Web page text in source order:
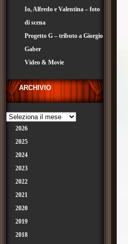
Io, Alfredo e Valentina – foto
di scena
Progetto G – tributo a Giorgio
Gaber
Video & Movie
ARCHIVIO
2026
2025
2024
2023
2022
2021
2020
2019
2018